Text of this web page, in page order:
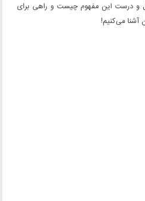
و درست این مفهوم چیست و راهی برای